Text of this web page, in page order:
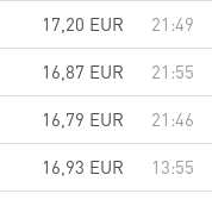
17,20 EUR
21:49
16,87 EUR
21:55
16,79 EUR
21:46
16,93 EUR 13:55